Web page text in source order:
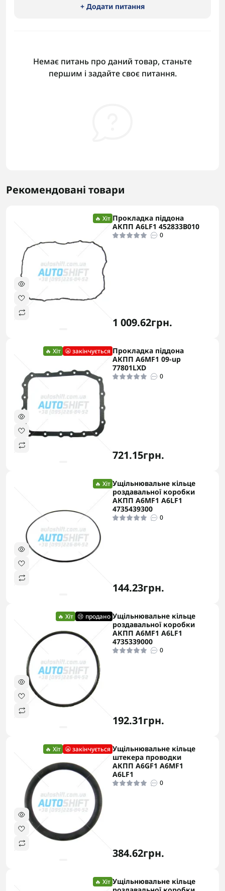
+ Додати питання
Немає питань про даний товар, станьте
першим і задайте своє питання.
Рекомендовані товари
🔥 Хіт Прокладка піддона
АКПП A6LF1 452833B010
0
1 009.62грн.
🔥 Хіт 😬 закінчується Прокладка піддона
АКПП A6MF1 09-up
77801LXD
0
721.15грн.
🔥 Хіт Ущільнювальне кільце
роздавальної коробки
АКПП A6MF1 A6LF1
4735439300
0
144.23грн.
🔥 Хіт 😢 продано Ущільнювальне кільце
роздавальної коробки
АКПП A6MF1 A6LF1
4735339000
0
192.31грн.
🔥 Хіт 😬 закінчується Ущільнювальне кільце
штекера проводки
АКПП A6GF1 A6MF1
A6LF1
0
384.62грн.
🔥 Хіт Ущільнювальне кільце